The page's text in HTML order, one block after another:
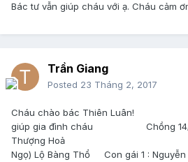
Bác tư vẫn giúp cháu với ạ. Cháu cảm
Trần Giang
Posted 23 Tháng 2, 2017
Cháu chào bác Thiên
giúp gia đình cháu Chồng 14/4/
Thượng Hoả Vợ 23/
Ngọ) Lộ Bàng Thổ Con gái 1 : Nguyễn